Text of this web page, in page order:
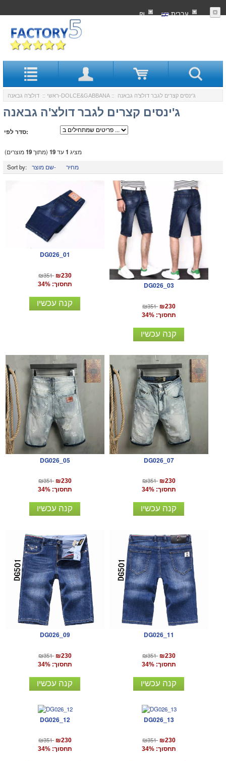
עִברִית ₪
ראשי :: דולצ'ה גבאנה-DOLCE&GABBANA :: ג'ינסים קצרים לגבר דולצ'ה גבאנה
ג'ינסים קצרים לגבר דולצ'ה גבאנה
סדר לפי:
מציג 1עד19 (מתוך19מוצרים)
Sort by:
שם מוצר- מחיר
DG026_01
₪351 ₪230
תחסוך: 34%
קנה עכשיו
DG026_03
₪351 ₪230
תחסוך: 34%
קנה עכשיו
DG026_05
₪351 ₪230
תחסוך: 34%
קנה עכשיו
DG026_07
₪351 ₪230
תחסוך: 34%
קנה עכשיו
DG026_09
₪351 ₪230
תחסוך: 34%
קנה עכשיו
DG026_11
₪351 ₪230
תחסוך: 34%
קנה עכשיו
DG026_12
₪351 ₪230
תחסוך: 34%
DG026_13
₪351 ₪230
תחסוך: 34%